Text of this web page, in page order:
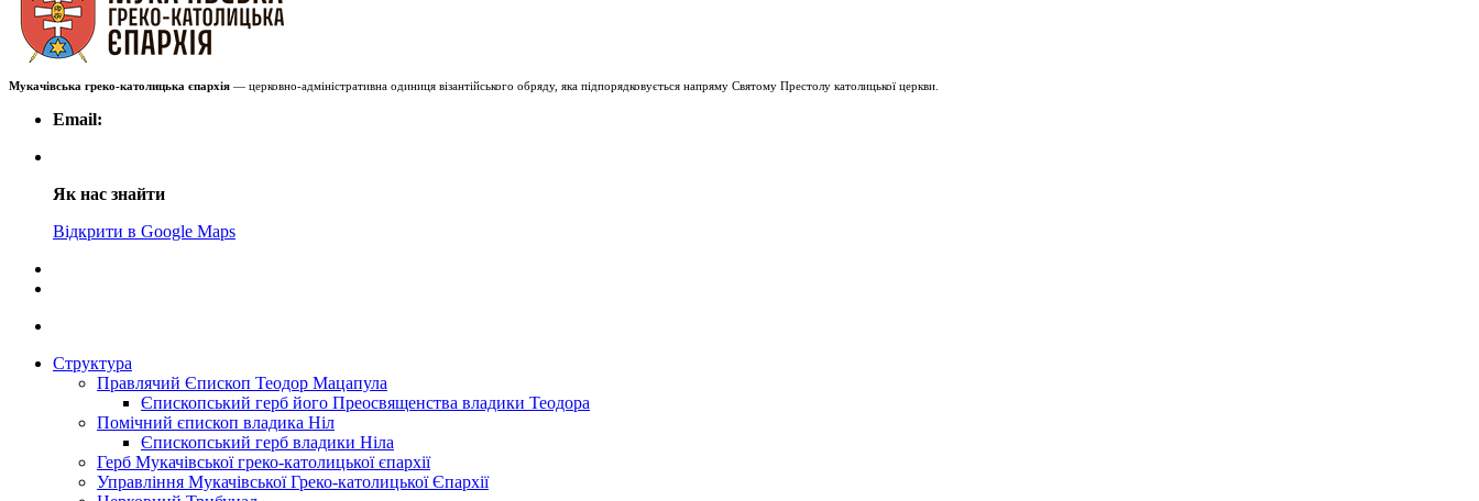
Мукачівська греко-католицька єпархія — церковно-адміністративна одиниця візантійського обряду, яка підпорядковується напряму Святому Престолу католицької церкви.
Email:
Як нас знайти
Відкрити в Google Maps
Структура
Правлячий Єпископ Теодор Мацапула
Єпископський герб його Преосвященства владики Теодора
Помічний єпископ владика Ніл
Єпископський герб владики Ніла
Герб Мукачівської греко-католицької єпархії
Управління Мукачівської Греко-католицької Єпархії